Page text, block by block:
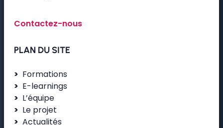
Contactez-nous
PLAN DU SITE
Formations
E-learnings
L’équipe
Le projet
Actualités